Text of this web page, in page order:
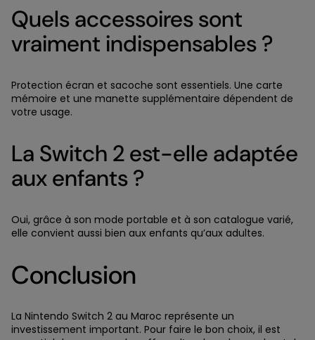
Quels accessoires sont
vraiment indispensables ?
Protection écran et sacoche sont essentiels. Une carte
mémoire et une manette supplémentaire dépendent de
votre usage.
La Switch 2 est-elle adaptée
aux enfants ?
Oui, grâce à son mode portable et à son catalogue varié,
elle convient aussi bien aux enfants qu’aux adultes.
Conclusion
La Nintendo Switch 2 au Maroc représente un
investissement important. Pour faire le bon choix, il est